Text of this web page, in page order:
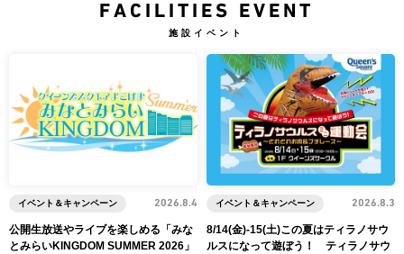
FACILITIES EVENT
施設イベント
公開生放送やライブを楽しめる「みな
とみらいKINGDOM SUMMER 2026」
イベント＆キャンペーン 2026.8.4
8/14(金)-15(土)この夏はティラノサウ
ルスになって遊ぼう！ ティラノサウ
イベント＆キャンペーン 2026.8.3